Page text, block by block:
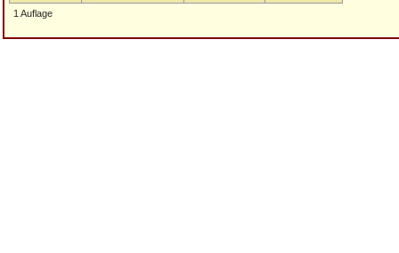
1 Auflage